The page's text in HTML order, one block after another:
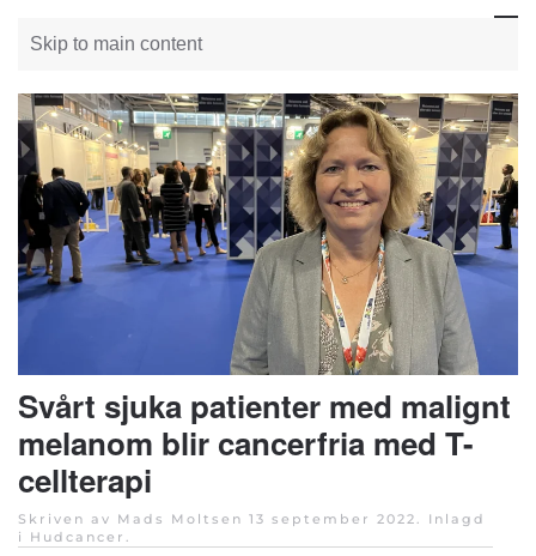
Skip to main content
Svårt sjuka patienter med malignt
melanom blir cancerfria med T-
cellterapi
Skriven av Mads Moltsen 13 september 2022. Inlagd
i Hudcancer .